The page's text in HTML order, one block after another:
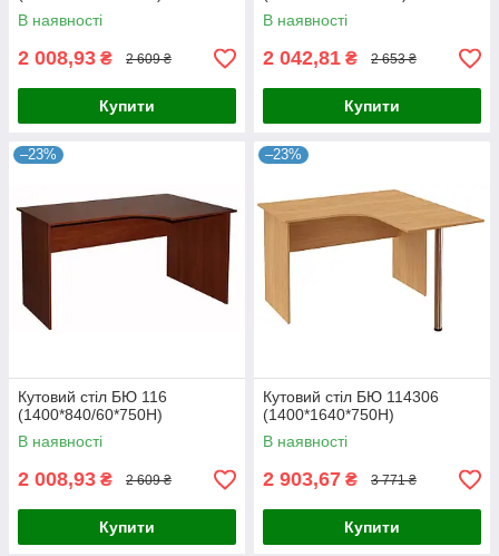
В наявності
2 008,93 ₴ 2 609 ₴
Купити
В наявності
2 042,81 ₴ 2 653 ₴
Купити
–23%
Кутовий стіл БЮ 116
(1400*840/60*750Н)
В наявності
2 008,93 ₴ 2 609 ₴
Купити
–23%
Кутовий стіл БЮ 114306
(1400*1640*750Н)
В наявності
2 903,67 ₴ 3 771 ₴
Купити